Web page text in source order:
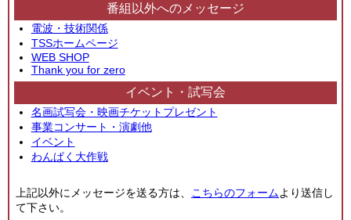
番組以外へのメッセージ
電波・技術関係
TSSホームページ
WEB SHOP
Thank you for zero
イベント・試写会
名画試写会・映画チケットプレゼント
事業コンサート・演劇他
イベント
わんぱく大作戦
上記以外にメッセージを送る方は、 こちらのフォームより送信し
て下さい。